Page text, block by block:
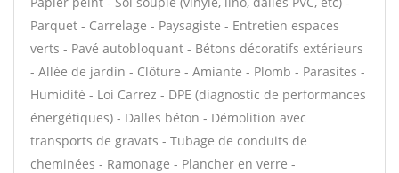
Parquet - Carrelage - Paysagiste - Entretien espaces
verts - Pavé autobloquant - Bétons décoratifs extérieurs
- Allée de jardin - Clôture - Amiante - Plomb - Parasites -
Humidité - Loi Carrez - DPE (diagnostic de performances
énergétiques) - Dalles béton - Démolition avec
transports de gravats - Tubage de conduits de
cheminées - Ramonage - Plancher en verre -